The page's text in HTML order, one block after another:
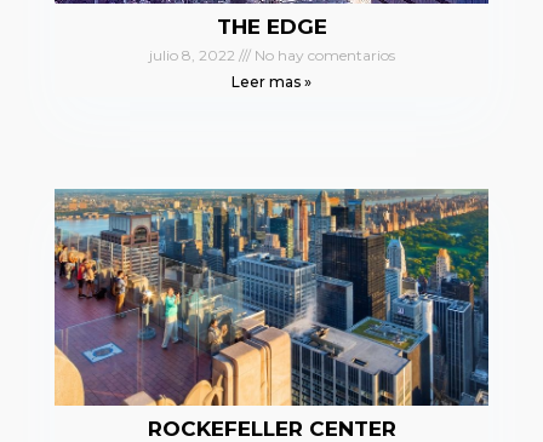
THE EDGE
julio 8, 2022
No hay comentarios
Leer mas »
ROCKEFELLER CENTER